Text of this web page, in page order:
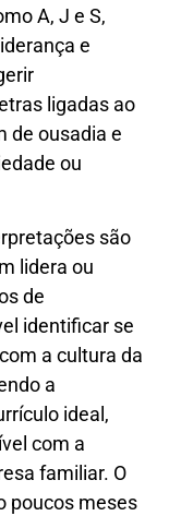
A, J e S,
e
ligadas ao
de ousadia e
ou
são
lidera ou
de
identificar se
a cultura da
a
ideal,
com a
familiar. O
poucos meses